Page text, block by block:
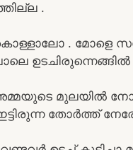
.
. മോളെ
ഉടചിരുന്നെങ്ങിൽ
മുലയിൽ
തോർത്ത് നേരേ